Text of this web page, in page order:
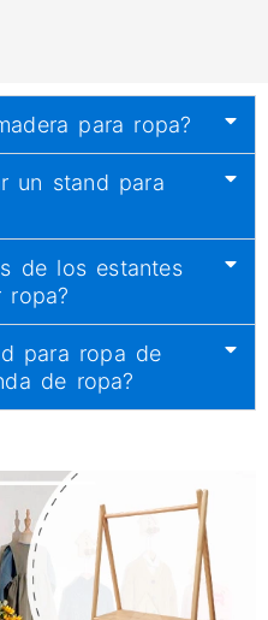
para ropa?
un stand para
de los estantes
ropa?
para ropa de
de ropa?